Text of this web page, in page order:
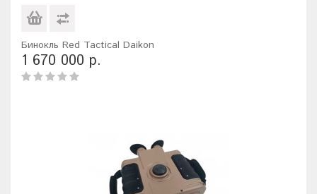
Бинокль Red Tactical Daikon
1 670 000 р.